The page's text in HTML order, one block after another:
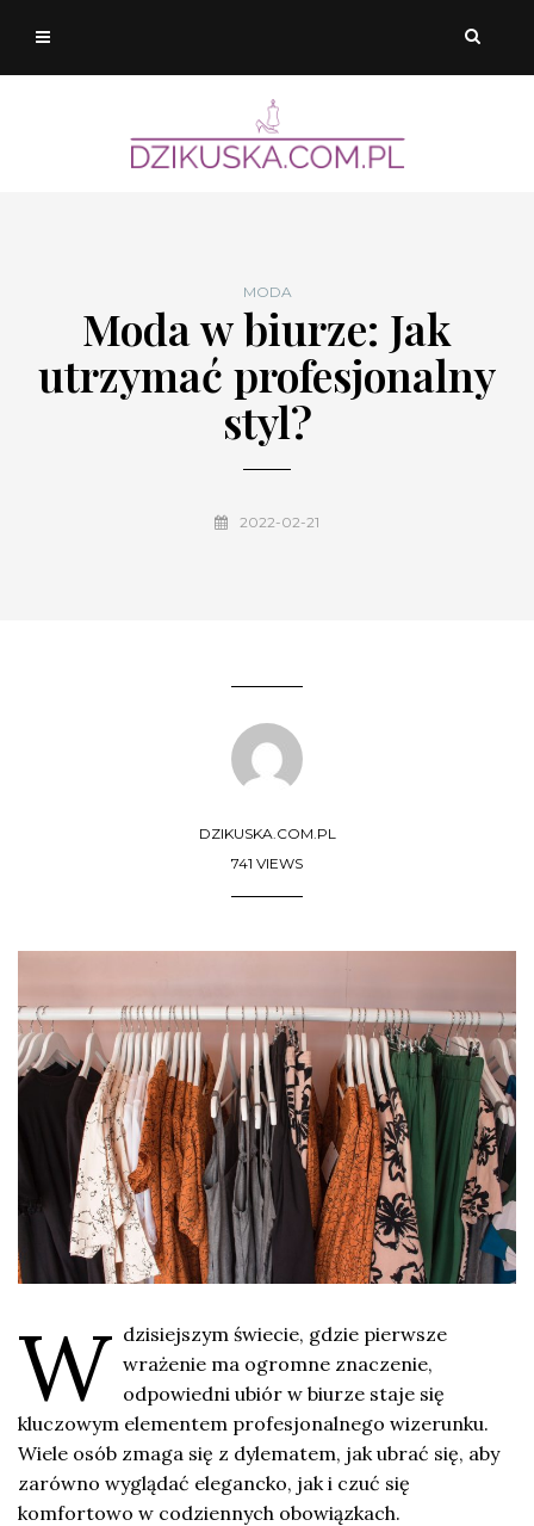
MODA
Moda w biurze: Jak
utrzymać profesjonalny
styl?
2022-02-21
DZIKUSKA.COM.PL
741 VIEWS
W dzisiejszym świecie, gdzie pierwsze
wrażenie ma ogromne znaczenie,
odpowiedni ubiór w biurze staje się
kluczowym elementem profesjonalnego wizerunku.
Wiele osób zmaga się z dylematem, jak ubrać się, aby
zarówno wyglądać elegancko, jak i czuć się
komfortowo w codziennych obowiązkach.